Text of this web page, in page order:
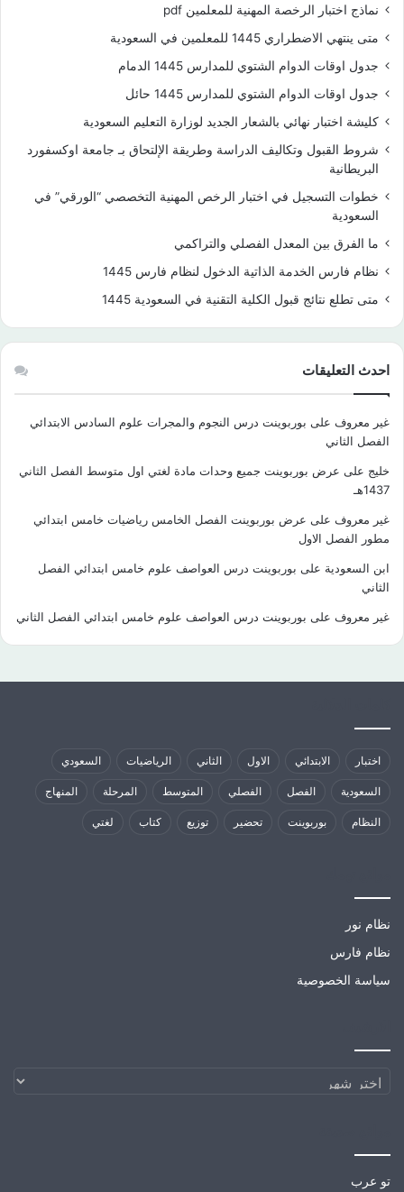
نماذج اختبار الرخصة المهنية للمعلمين pdf
متى ينتهي الاضطراري 1445 للمعلمين في السعودية
جدول اوقات الدوام الشتوي للمدارس 1445 الدمام
جدول اوقات الدوام الشتوي للمدارس 1445 حائل
كليشة اختبار نهائي بالشعار الجديد لوزارة التعليم السعودية
شروط القبول وتكاليف الدراسة وطريقة الإلتحاق بـ جامعة اوكسفورد
البريطانية
خطوات التسجيل في اختبار الرخص المهنية التخصصي “الورقي” في
السعودية
ما الفرق بين المعدل الفصلي والتراكمي
نظام فارس الخدمة الذاتية الدخول لنظام فارس 1445
متى تطلع نتائج قبول الكلية التقنية في السعودية 1445
احدث التعليقات
غير معروف على بوربوينت درس النجوم والمجرات علوم السادس الابتدائي
الفصل الثاني
خليج على عرض بوربوينت جميع وحدات مادة لغتي اول متوسط الفصل الثاني
1437هـ
غير معروف على عرض بوربوينت الفصل الخامس رياضيات خامس ابتدائي
مطور الفصل الاول
ابن السعودية على بوربوينت درس العواصف علوم خامس ابتدائي الفصل
الثاني
غير معروف على بوربوينت درس العواصف علوم خامس ابتدائي الفصل الثاني
اختبار الابتدائي الاول الثاني الرياضيات السعودي
السعودية الفصل الفصلي المتوسط المرحلة المنهاج
النظام بوربوينت تحضير توزيع كتاب لغتي
نظام نور
نظام فارس
سياسة الخصوصية
الارشيف
تو عرب